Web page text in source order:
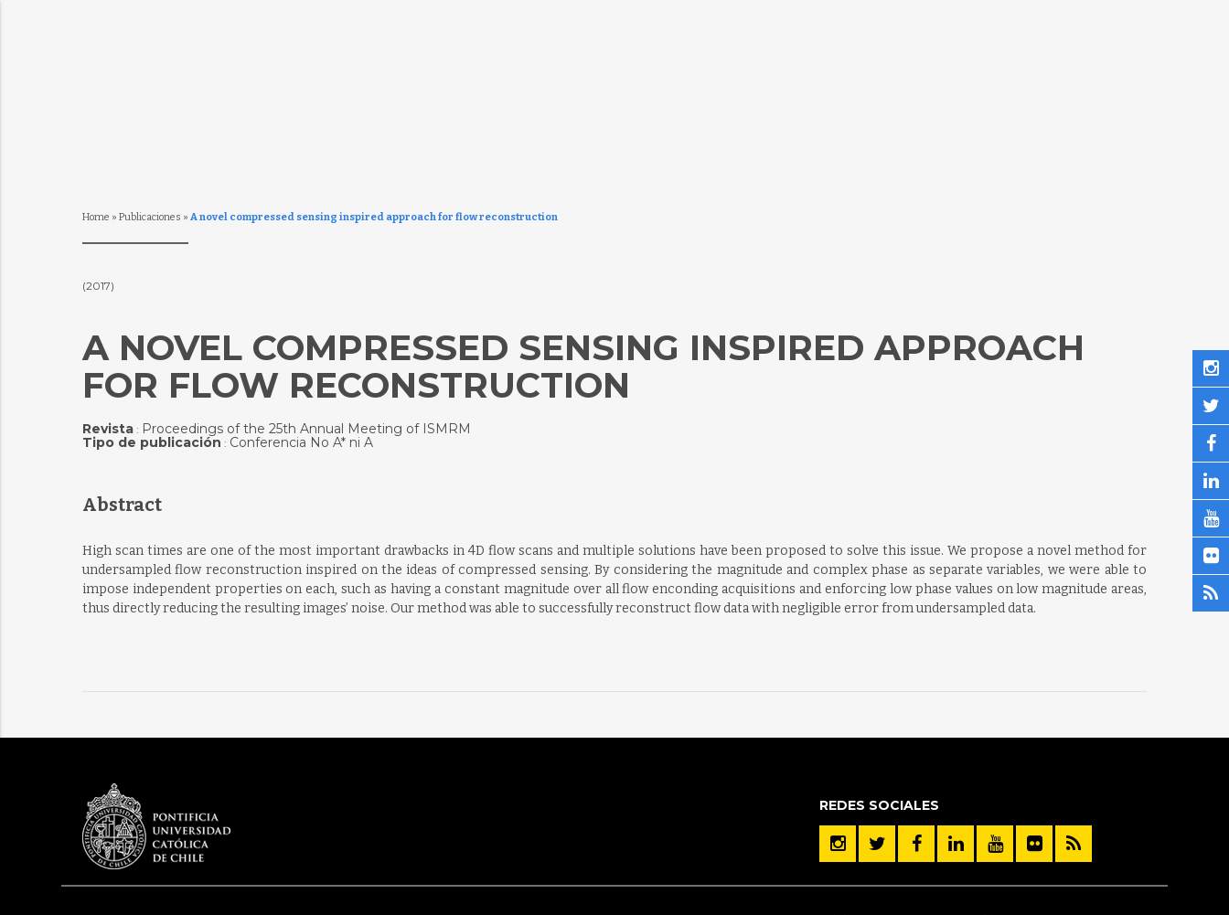
Home » Publicaciones » A novel compressed sensing inspired approach for flow reconstruction
(2017)
A NOVEL COMPRESSED SENSING INSPIRED APPROACH
FOR FLOW RECONSTRUCTION
Revista: Proceedings of the 25th Annual Meeting of ISMRM
Tipo de publicación : Conferencia No A* ni A
Abstract
High scan times are one of the most important drawbacks in 4D flow scans and multiple solutions have been proposed to solve this issue. We propose a novel method for
undersampled flow reconstruction inspired on the ideas of compressed sensing. By considering the magnitude and complex phase as separate variables, we were able to
impose independent properties on each, such as having a constant magnitude over all flow enconding acquisitions and enforcing low phase values on low magnitude areas,
thus directly reducing the resulting images’ noise. Our method was able to successfully reconstruct flow data with negligible error from undersampled data.
REDES SOCIALES